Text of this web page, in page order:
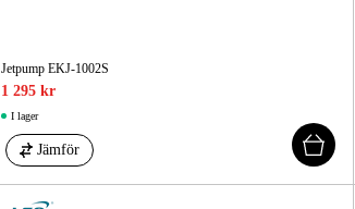
Jetpump EKJ-1002S
1 295 kr
I lager
Jämför